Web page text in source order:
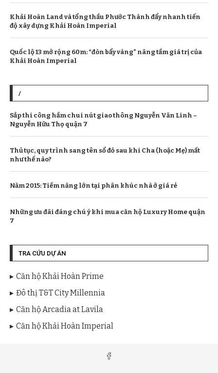
Khải Hoàn Land và tổng thầu Phước Thành đẩy nhanh tiến
độ xây dựng Khải Hoàn Imperial
Quốc lộ 13 mở rộng 60m: “đòn bẩy vàng” nâng tầm giá trị của
Khải Hoàn Imperial
/
Sắp thi công hầm chui nút giao thông Nguyễn Văn Linh –
Nguyễn Hữu Thọ quận 7
Thủ tục, quy trình sang tên sổ đỏ sau khi Cha (hoặc Mẹ) mất
như thế nào?
Năm 2015: Tiềm năng lớn tại phân khúc nhà ở giá rẻ
Những ưu đãi đáng chú ý khi mua căn hộ Luxury Home quận
7
TRA CỨU DỰ ÁN
Căn hộ Khải Hoàn Prime
Đô thị T&T City Millennia
Căn hộ Arcadia at Lavila
Căn hộ Khải Hoàn Imperial